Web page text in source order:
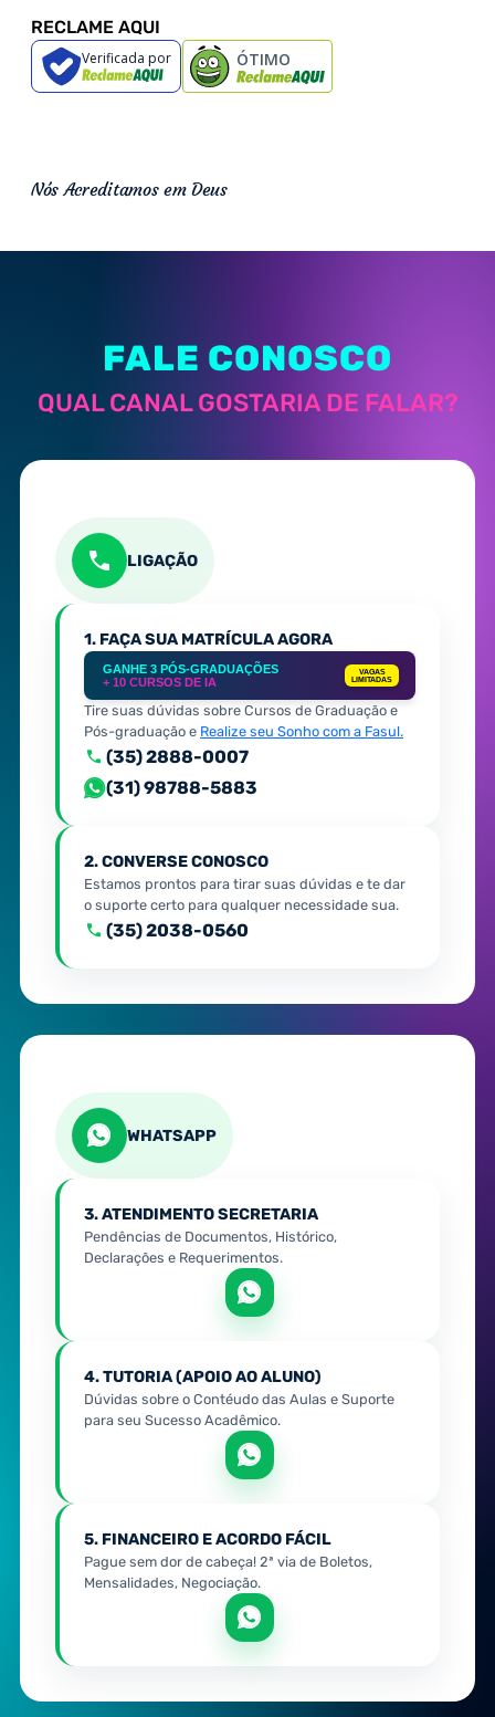
RECLAME AQUI
Verificada por ÓTIMO
Nós Acreditamos em Deus
FALE CONOSCO
QUAL CANAL GOSTARIA DE FALAR?
LIGAÇÃO
1. FAÇA SUA MATRÍCULA AGORA
GANHE 3 PÓS-GRADUAÇÕES
+ 10 CURSOS DE IA
VAGAS
LIMITADAS
Tire suas dúvidas sobre Cursos de Graduação e
Pós-graduação e Realize seu Sonho com a Fasul.
(35) 2888-0007
(31) 98788-5883
2. CONVERSE CONOSCO
Estamos prontos para tirar suas dúvidas e te dar
o suporte certo para qualquer necessidade sua.
(35) 2038-0560
WHATSAPP
3. ATENDIMENTO SECRETARIA
Pendências de Documentos, Histórico,
Declarações e Requerimentos.
4. TUTORIA (APOIO AO ALUNO)
Dúvidas sobre o Contéudo das Aulas e Suporte
para seu Sucesso Acadêmico.
5. FINANCEIRO E ACORDO FÁCIL
Pague sem dor de cabeça! 2ª via de Boletos,
Mensalidades, Negociação.